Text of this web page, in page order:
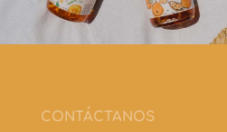
CONTÁCTANOS